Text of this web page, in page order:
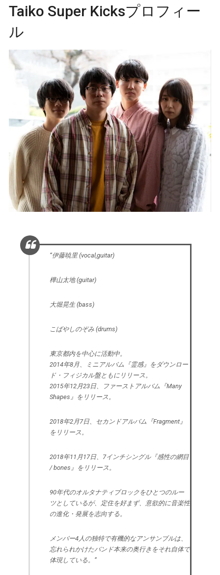
Taiko Super Kicksプロフィー
ル
“伊藤暁里 (vocal,guitar)
樺山太地 (guitar)
大堀晃生 (bass)
こばやしのぞみ (drums)
東京都内を中心に活動中。
2014年8月、ミニアルバム『霊感』をダウンロー
ド・フィジカル盤ともにリリース。
2015年12月23日、ファーストアルバム『Many
Shapes』をリリース。
2018年2月7日、セカンドアルバム『Fragment』
をリリース。
2018年11月17日、7インチシングル『感性の網目
/ bones』をリリース。
90年代のオルタナティブロックをひとつのルー
ツとしているが、定住を好まず、意欲的に音楽性
の進化・発展を志向する。
メンバー4人の独特で有機的なアンサンブルは、
忘れられかけたバンド本来の奥行きをそれ自体で
体現している。”